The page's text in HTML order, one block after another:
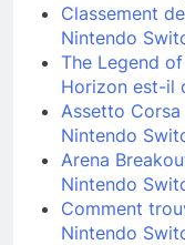
Classement
Nintendo
The Legend
Horizon est-il
Assetto
Nintendo
Arena
Nintendo
Comment
Nintendo